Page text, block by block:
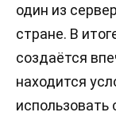
один из
стране. В
создаётся
находится